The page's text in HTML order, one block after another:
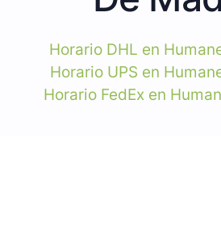
Horario DHL en
Horario UPS en
Horario FedEx en